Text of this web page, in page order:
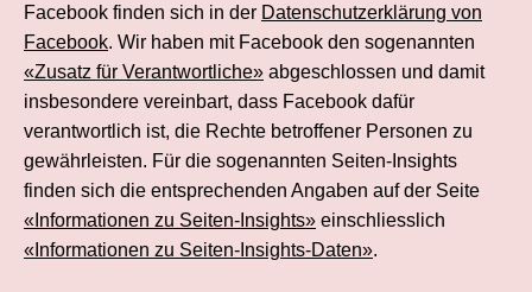
Facebook finden sich in der Datenschutzerklärung von
Facebook. Wir haben mit Facebook den sogenannten
«Zusatz für Verantwortliche» abgeschlossen und damit
insbesondere vereinbart, dass Facebook dafür
verantwortlich ist, die Rechte betroffener Personen zu
gewährleisten. Für die sogenannten Seiten-Insights
finden sich die entsprechenden Angaben auf der Seite
«Informationen zu Seiten-Insights» einschliesslich
«Informationen zu Seiten-Insights-Daten».